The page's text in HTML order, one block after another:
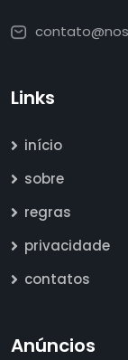
Links
início
sobre
regras
privacidade
contatos
Anúncios